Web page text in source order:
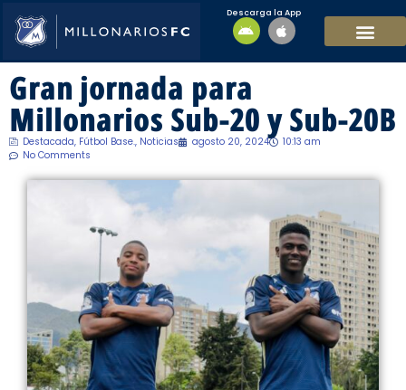
Descarga la App
Gran jornada para
Millonarios Sub-20 y Sub-20B
Destacada, Fútbol Base., Noticias agosto 20, 2024
10:13 am
No Comments